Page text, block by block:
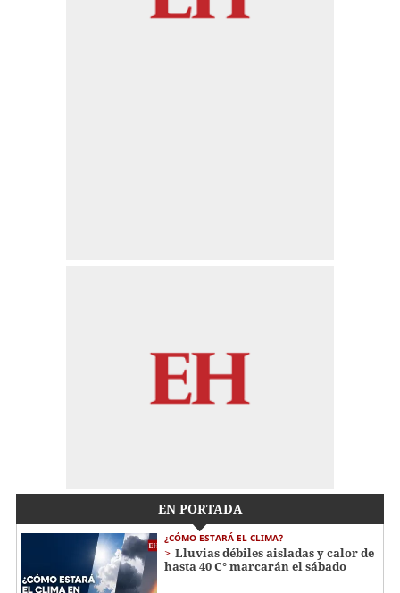
EN PORTADA
¿CÓMO ESTARÁ EL CLIMA?
Lluvias débiles aisladas y calor de
hasta 40 C° marcarán el sábado